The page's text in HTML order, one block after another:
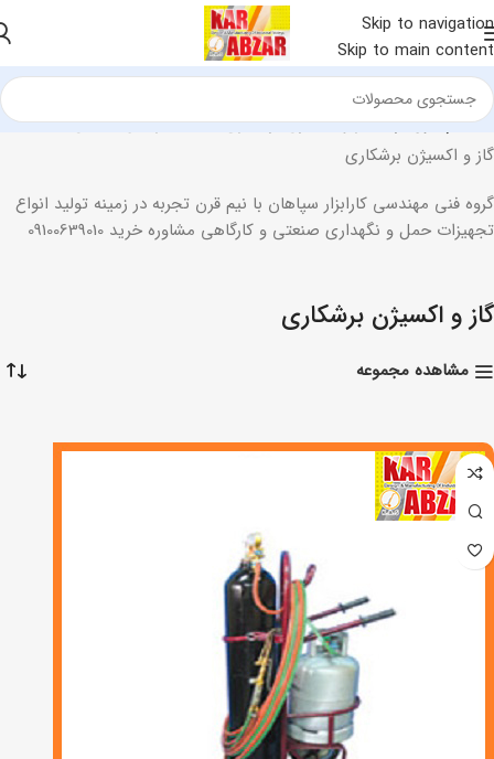
Skip to navigation
Skip to main content
خانه کپسول برها گاز و اکسیژن برشکاری
در حال نمایش یک نتیجه
گاز و اکسیژن برشکاری
گروه فنی مهندسی کارابزار سپاهان با نیم قرن تجربه در زمینه تولید انواع
تجهیزات حمل و نگهداری صنعتی و کارگاهی مشاوره خرید 09100639010
گاز و اکسیژن برشکاری
مشاهده مجموعه